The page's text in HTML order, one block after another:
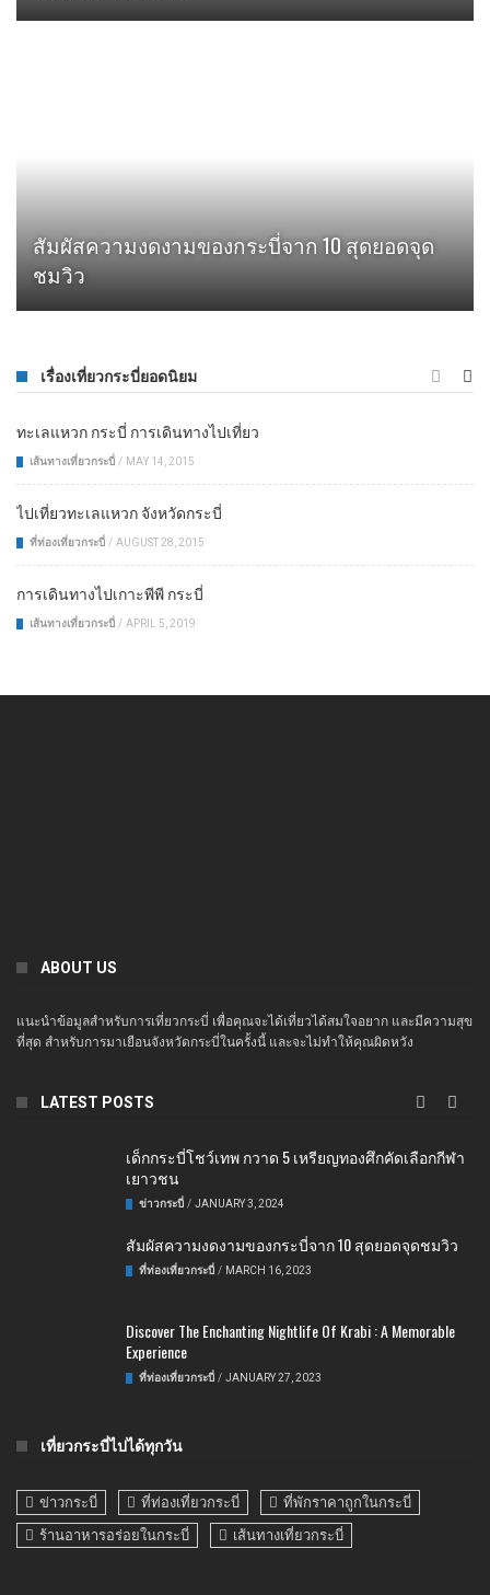
สัมผัสความงดงามของกระบี่จาก 10 สุดยอดจุด
ชมวิว
เรื่องเที่ยวกระบี่ยอดนิยม
ทะเลแหวก กระบี่ การเดินทางไปเที่ยว
เส้นทางเที่ยวกระบี่ / MAY 14, 2015
ไปเที่ยวทะเลแหวก จังหวัดกระบี่
ที่ท่องเที่ยวกระบี่ / AUGUST 28, 2015
การเดินทางไปเกาะพีพี กระบี่
เส้นทางเที่ยวกระบี่ / APRIL 5, 2019
ABOUT US
แนะนำข้อมูลสำหรับการเที่ยวกระบี่ เพื่อคุณจะได้เที่ยวได้สมใจอยาก และมีความสุข
ที่สุด สำหรับการมาเยือนจังหวัดกระบี่ในครั้งนี้ และจะไม่ทำให้คุณผิดหวัง
LATEST POSTS
เด็กกระบี่โชว์เทพ กวาด 5 เหรียญทองศึกคัดเลือกกีฬา
เยาวชน
ข่าวกระบี่ / JANUARY 3, 2024
สัมผัสความงดงามของกระบี่จาก 10 สุดยอดจุดชมวิว
ที่ท่องเที่ยวกระบี่ / MARCH 16, 2023
Discover The Enchanting Nightlife Of Krabi : A Memorable
Experience
ที่ท่องเที่ยวกระบี่ / JANUARY 27, 2023
เที่ยวกระบี่ไปได้ทุกวัน
ข่าวกระบี่ ที่ท่องเที่ยวกระบี่
ที่พักราคาถูกในกระบี่
ร้านอาหารอร่อยในกระบี่
เส้นทางเที่ยวกระบี่